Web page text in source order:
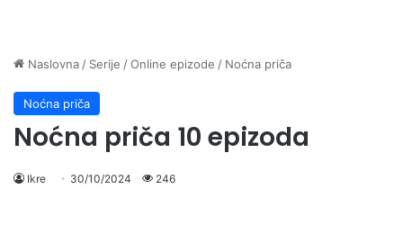
Naslovna / Serije /Online epizode / Noćna priča
Noćna priča
Noćna priča 10 epizoda
Ikre 30/10/2024 246